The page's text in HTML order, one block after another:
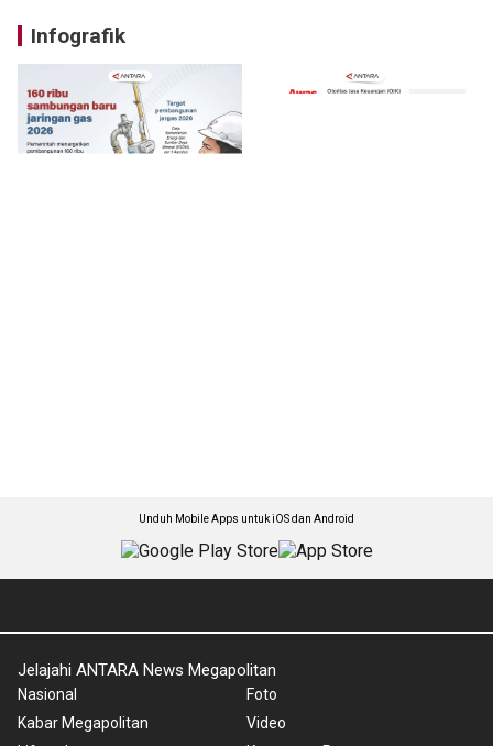
Infografik
Unduh Mobile Apps untuk iOS dan Android
Jelajahi ANTARA News Megapolitan
Nasional
Kabar Megapolitan
Foto
Video